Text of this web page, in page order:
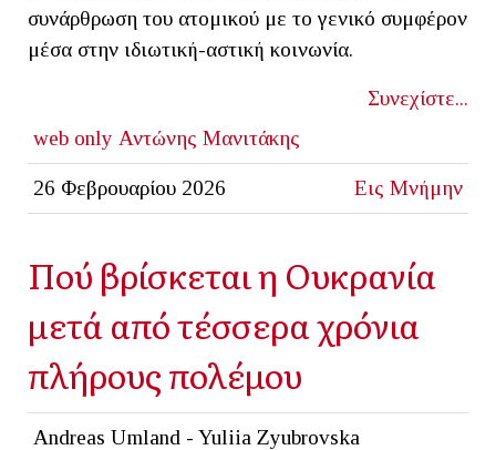
συνάρθρωση του ατομικού με το γενικό συμφέρον
μέσα στην ιδιωτική-αστική κοινωνία.
Συνεχίστε...
web only Αντώνης Μανιτάκης
26 Φεβρουαρίου 2026 Εις Μνήμην
Πού βρίσκεται η Ουκρανία
μετά από τέσσερα χρόνια
πλήρους πολέμου
Andreas Umland - Yuliia Zyubrovska